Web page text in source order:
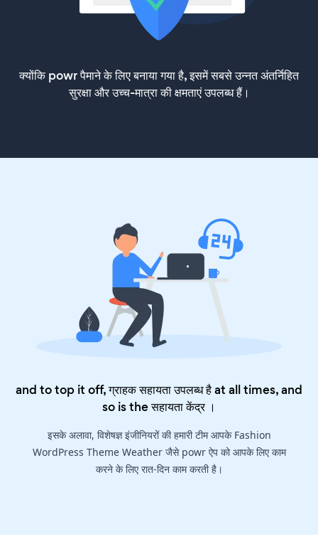
क्योंकि powr पैमाने के लिए बनाया गया है, इसमें सबसे उन्नत अंतर्निहित
सुरक्षा और उच्च-मात्रा की क्षमताएं उपलब्ध हैं।
and to top it off, ग्राहक सहायता उपलब्ध है at all times, and
so is theसहायता केंद्र।
इसके अलावा, विशेषज्ञ इंजीनियरों की हमारी टीम आपके Fashion
WordPress Theme Weather जैसे powr ऐप को आपके लिए काम
करने के लिए रात-दिन काम करती है।